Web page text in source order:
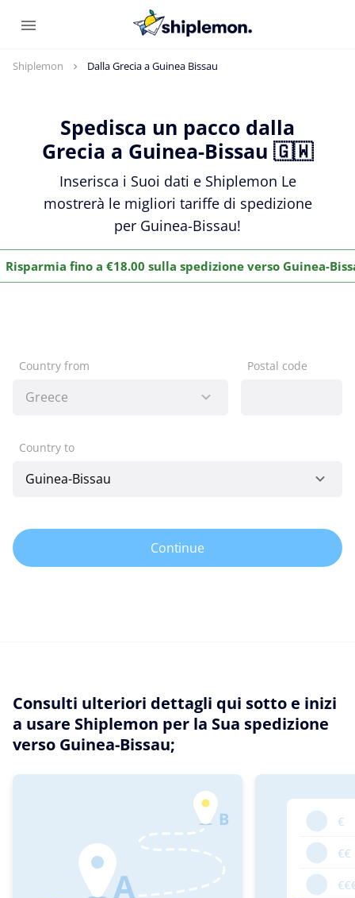
Shiplemon Dalla Grecia a Guinea Bissau
Spedisca un pacco dalla
Grecia a Guinea-Bissau 🇬🇼
Inserisca i Suoi dati e Shiplemon Le
mostrerà le migliori tariffe di spedizione
per Guinea-Bissau!
Risparmia fino a €18.00 sulla spedizione verso Guinea-
Country from Postal code
Country to
Continue
Consulti ulteriori dettagli qui sotto e inizi
a usare Shiplemon per la Sua spedizione
verso Guinea-Bissau;